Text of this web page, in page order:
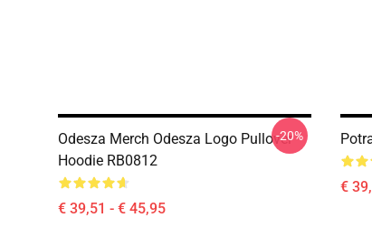
Odesza Merch Odesza Logo Pullover
Hoodie RB0812
€ 39,51 - € 45,95
-20%
€